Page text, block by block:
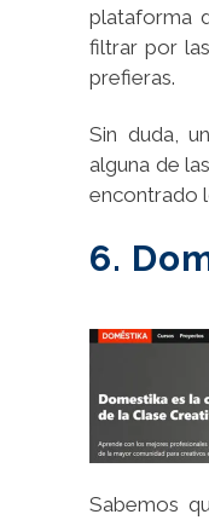
plataforma
filtrar por
prefieras.
Sin duda,
alguna de
encontrado
6.
Sabemos